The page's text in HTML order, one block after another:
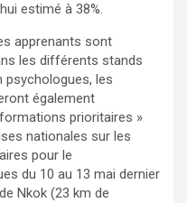
estimé à 38%.
apprenants sont
les différents stands
psychologues, les
également
prioritaires »
nationales sur les
pour le
du 10 au 13 mai dernier
Nkok (23 km de